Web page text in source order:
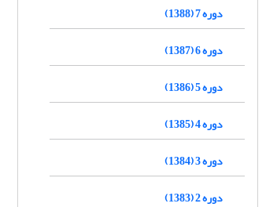
دوره 7 (1388)
دوره 6 (1387)
دوره 5 (1386)
دوره 4 (1385)
دوره 3 (1384)
دوره 2 (1383)